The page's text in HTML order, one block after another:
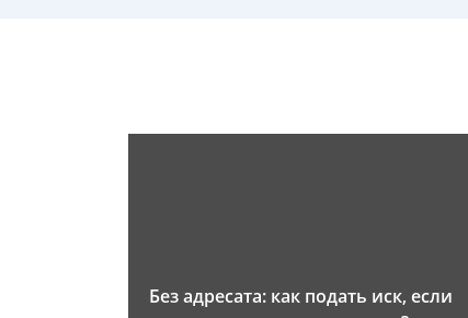
Без адресата: как подать иск, если